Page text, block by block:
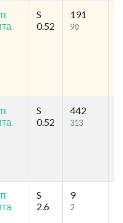
S
0.52
191
90
S
0.52
442
313
S
2.6
9
2